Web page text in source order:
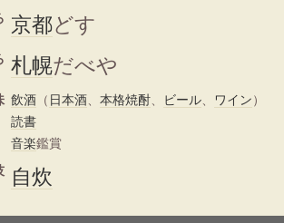
京都どす
札幌だべや
飲酒 （ 日本酒、 本格焼酎、 ビール、 ワイン）
読書
音楽鑑賞
自炊